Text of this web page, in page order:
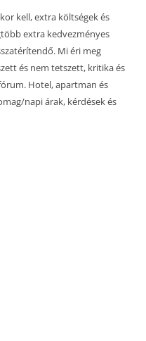
kell, extra költségek és
extra kedvezményes
Mi éri meg
és nem tetszett, kritika és
Hotel, apartman és
napi árak, kérdések és